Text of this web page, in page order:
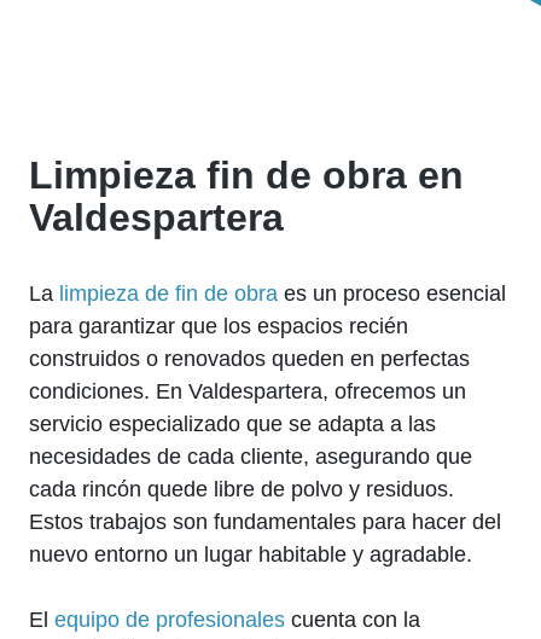
Limpieza fin de obra en
Valdespartera
La limpieza de fin de obra es un proceso esencial
para garantizar que los espacios recién
construidos o renovados queden en perfectas
condiciones. En Valdespartera, ofrecemos un
servicio especializado que se adapta a las
necesidades de cada cliente, asegurando que
cada rincón quede libre de polvo y residuos.
Estos trabajos son fundamentales para hacer del
nuevo entorno un lugar habitable y agradable.
El equipo de profesionales cuenta con la